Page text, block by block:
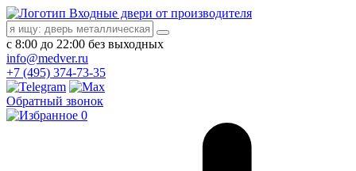
Входные двери от производителя
с 8:00 до 22:00 без выходных
info@medver.ru
+7 (495) 374-73-35
Обратный звонок
0